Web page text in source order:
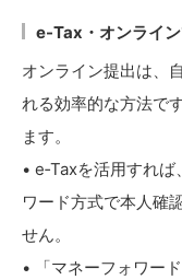
e-Tax・オンライ
オンライン提出は、
れる効率的な方法で
ます。
• e‑Taxを活用すれ
ワード方式で本人確
せん。
• 「マネーフォワー